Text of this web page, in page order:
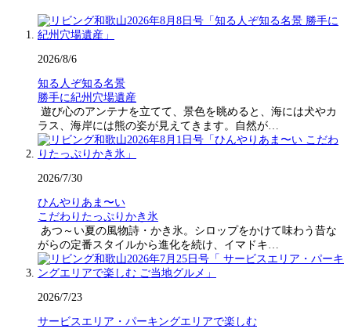
2026/8/6
知る人ぞ知る名景
勝手に紀州穴場遺産
遊び心のアンテナを立てて、景色を眺めると、海には犬やカ
ラス、海岸には熊の姿が見えてきます。自然が…
2026/7/30
ひんやりあま〜い
こだわりたっぷりかき氷
あつ～い夏の風物詩・かき氷。シロップをかけて味わう昔な
がらの定番スタイルから進化を続け、イマドキ…
2026/7/23
サービスエリア・パーキングエリアで楽しむ